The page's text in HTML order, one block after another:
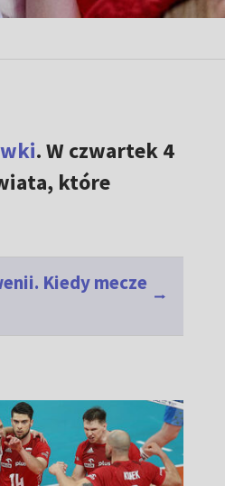
. W czwartek 4
które
Kiedy mecze